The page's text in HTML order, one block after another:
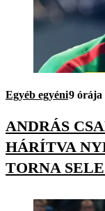
Egyéb egyéni9 órája
ANDRÁS
HÁRÍTVA
TORNA